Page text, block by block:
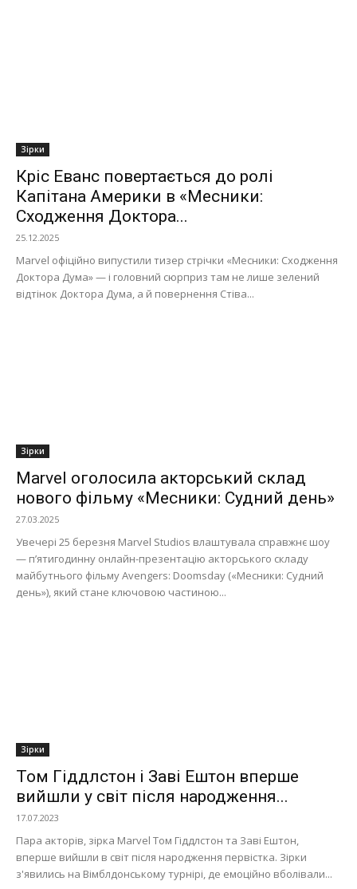
Зірки
Кріс Еванс повертається до ролі
Капітана Америки в «Месники:
Сходження Доктора...
25.12.2025
Marvel офіційно випустили тизер стрічки «Месники: Сходження
Доктора Дума» — і головний сюрприз там не лише зелений
відтінок Доктора Дума, а й повернення Стіва...
Зірки
Marvel оголосила акторський склад
нового фільму «Месники: Судний день»
27.03.2025
Увечері 25 березня Marvel Studios влаштувала справжнє шоу
— п’ятигодинну онлайн-презентацію акторського складу
майбутнього фільму Avengers: Doomsday («Месники: Судний
день»), який стане ключовою частиною...
Зірки
Том Гіддлстон і Заві Ештон вперше
вийшли у світ після народження...
17.07.2023
Пара акторів, зірка Marvel Том Гіддлстон та Заві Ештон,
вперше вийшли в світ після народження первістка. Зірки
з'явились на Вімблдонському турнірі, де емоційно вболівали...